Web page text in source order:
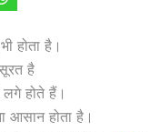
होता है।
है
लगे होते हैं।
आसान होता है।